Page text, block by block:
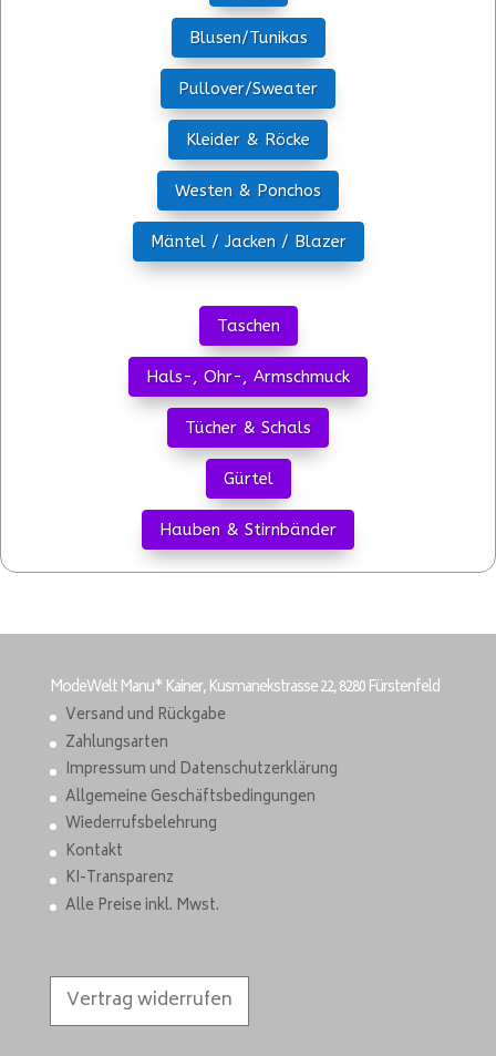
Blusen/Tunikas
Pullover/Sweater
Kleider & Röcke
Westen & Ponchos
Mäntel / Jacken / Blazer
Taschen
Hals-, Ohr-, Armschmuck
Tücher & Schals
Gürtel
Hauben & Stirnbänder
ModeWelt Manu* Kainer, Kusmanekstrasse 22, 8280 Fürstenfeld
Versand und Rückgabe
Zahlungsarten
Impressum und Datenschutzerklärung
Allgemeine Geschäftsbedingungen
Wiederrufsbelehrung
Kontakt
KI-Transparenz
Alle Preise inkl. Mwst.
Vertrag widerrufen